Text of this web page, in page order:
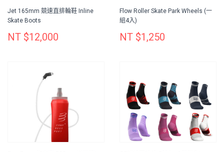
Jet 165mm 競速直排輪鞋 Inline
Skate Boots
NT $12,000
Flow Roller Skate Park Wheels (一
組4入)
NT $1,250